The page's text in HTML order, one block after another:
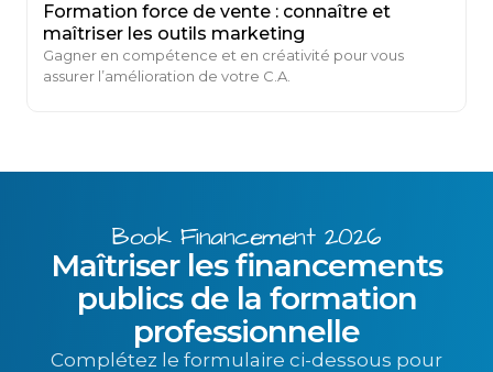
Formation force de vente : connaître et
maîtriser les outils marketing
Gagner en compétence et en créativité pour vous
assurer l’amélioration de votre C.A.
Book Financement 2026
Maîtriser les financements
publics de la formation
professionnelle
Complétez le formulaire ci-dessous pour